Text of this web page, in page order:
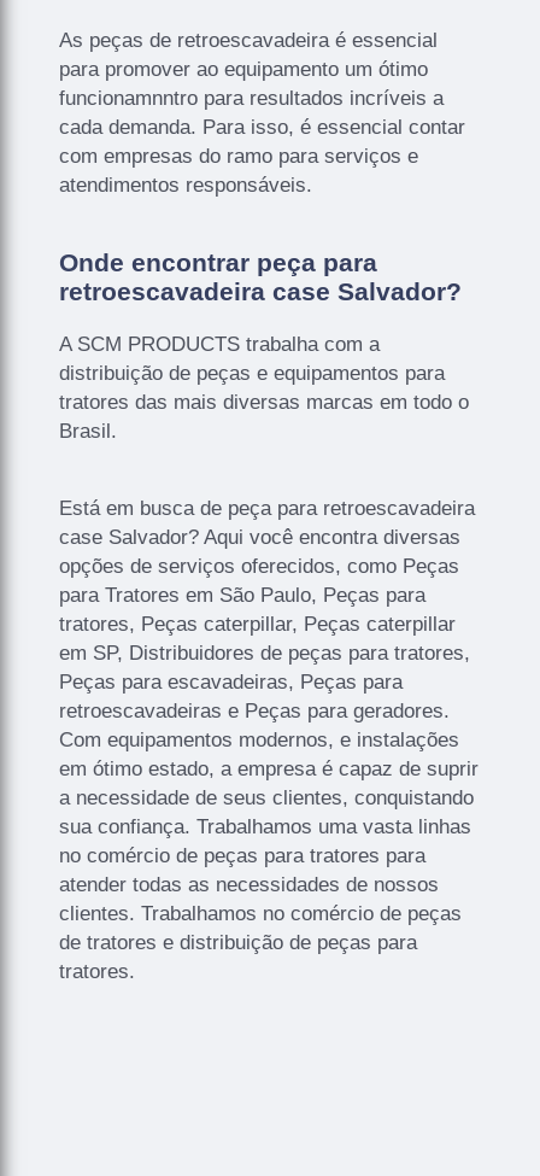
As peças de retroescavadeira é essencial
para promover ao equipamento um ótimo
funcionamnntro para resultados incríveis a
cada demanda. Para isso, é essencial contar
com empresas do ramo para serviços e
atendimentos responsáveis.
Onde encontrar peça para
retroescavadeira case Salvador?
A SCM PRODUCTS trabalha com a
distribuição de peças e equipamentos para
tratores das mais diversas marcas em todo o
Brasil.
Está em busca de peça para retroescavadeira
case Salvador? Aqui você encontra diversas
opções de serviços oferecidos, como Peças
para Tratores em São Paulo, Peças para
tratores, Peças caterpillar, Peças caterpillar
em SP, Distribuidores de peças para tratores,
Peças para escavadeiras, Peças para
retroescavadeiras e Peças para geradores.
Com equipamentos modernos, e instalações
em ótimo estado, a empresa é capaz de suprir
a necessidade de seus clientes, conquistando
sua confiança. Trabalhamos uma vasta linhas
no comércio de peças para tratores para
atender todas as necessidades de nossos
clientes. Trabalhamos no comércio de peças
de tratores e distribuição de peças para
tratores.